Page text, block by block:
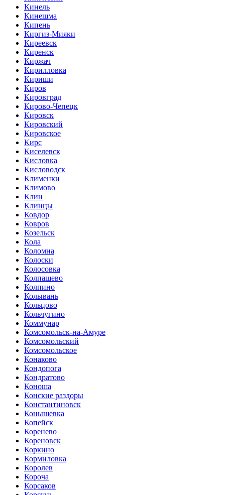
Кинель
Кинешма
Кипень
Киргиз-Мияки
Киреевск
Киренск
Киржач
Кирилловка
Кириши
Киров
Кировград
Кирово-Чепецк
Кировск
Кировский
Кировское
Кирс
Киселевск
Кисловка
Кисловодск
Клименки
Климово
Клин
Клинцы
Ковдор
Ковров
Козельск
Кола
Коломна
Колоски
Колосовка
Колпашево
Колпино
Колывань
Кольцово
Кольчугино
Коммунар
Комсомольск-на-Амуре
Комсомольский
Комсомольское
Конаково
Кондопога
Кондратово
Коноша
Конские раздоры
Константиновск
Конышевка
Копейск
Коренево
Кореновск
Коркино
Кормиловка
Королев
Короча
Корсаков